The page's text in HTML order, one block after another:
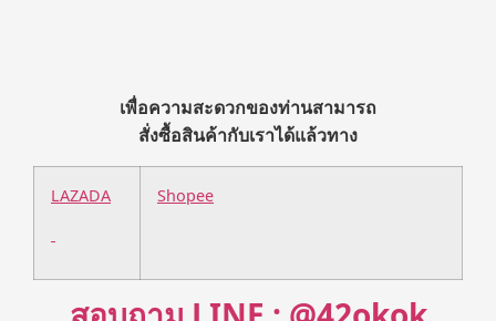
เพื่อความสะดวกของท่านสามารถ
สั่งซื้อสินค้ากับเราได้แล้วทาง
LAZADA Shopee